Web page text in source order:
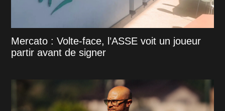
Mercato : Volte-face, l’ASSE voit un joueur
partir avant de signer